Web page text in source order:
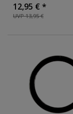
UVP 13,95 €
12,95 € *